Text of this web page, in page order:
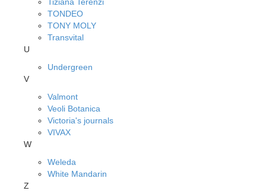
TONDEO
TONY MOLY
Transvital
U
Undergreen
V
Valmont
Veoli Botanica
Victoria's journals
VIVAX
W
Weleda
White Mandarin
Z